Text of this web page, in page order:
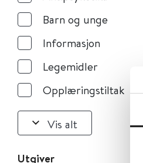
Barn og unge
Informasjon
Legemidler
Opplæringstiltak
Vis alt
Utgiver